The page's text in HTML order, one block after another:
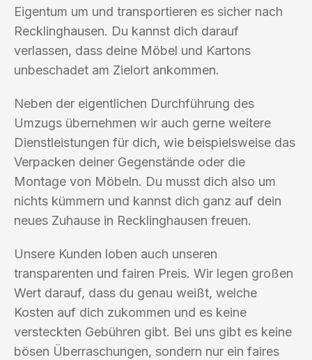
Eigentum um und transportieren es sicher nach
Recklinghausen. Du kannst dich darauf
verlassen, dass deine Möbel und Kartons
unbeschadet am Zielort ankommen.
Neben der eigentlichen Durchführung des
Umzugs übernehmen wir auch gerne weitere
Dienstleistungen für dich, wie beispielsweise das
Verpacken deiner Gegenstände oder die
Montage von Möbeln. Du musst dich also um
nichts kümmern und kannst dich ganz auf dein
neues Zuhause in Recklinghausen freuen.
Unsere Kunden loben auch unseren
transparenten und fairen Preis. Wir legen großen
Wert darauf, dass du genau weißt, welche
Kosten auf dich zukommen und es keine
versteckten Gebühren gibt. Bei uns gibt es keine
bösen Überraschungen, sondern nur ein faires